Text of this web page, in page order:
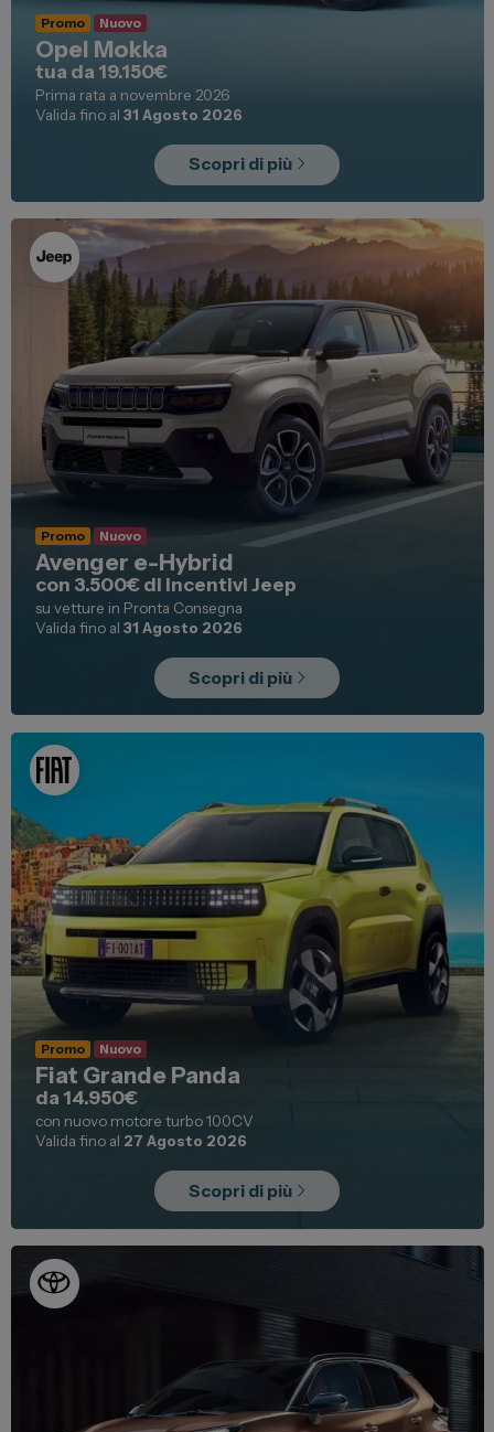
Promo Nuovo
Opel Mokka
tua da 19.150€
Prima rata a novembre 2026
Valida fino al31 Agosto 2026
Scopri di più
Promo Nuovo
Avenger e-Hybrid
con 3.500€ di Incentivi Jeep
su vetture in Pronta Consegna
Valida fino al31 Agosto 2026
Scopri di più
Promo Nuovo
Fiat Grande Panda
da 14.950€
con nuovo motore turbo 100CV
Valida fino al 27 Agosto 2026
Scopri di più